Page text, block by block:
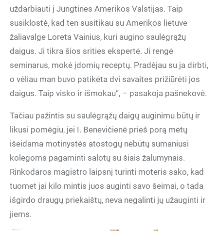
uždarbiauti į Jungtines Amerikos Valstijas. Taip
susiklostė, kad ten susitikau su Amerikos lietuve
žaliavalge Loreta Vainius, kuri augino saulėgrąžų
daigus. Ji tikra šios srities ekspertė. Ji rengė
seminarus, mokė įdomių receptų. Pradėjau su ja dirbti,
o vėliau man buvo patikėta dvi savaites prižiūrėti jos
daigus. Taip visko ir išmokau“, – pasakoja pašnekovė.
Tačiau pažintis su saulėgrąžų daigų auginimu būtų ir
likusi pomėgiu, jei I. Benevičienė prieš porą metų
išeidama motinystės atostogų nebūtų sumaniusi
kolegoms pagaminti salotų su šiais žalumynais.
Rinkodaros magistro laipsnį turinti moteris sako, kad
tuomet jai kilo mintis juos auginti savo šeimai, o tada
išgirdo draugų priekaištų, neva negalinti jų užauginti ir
jiems.